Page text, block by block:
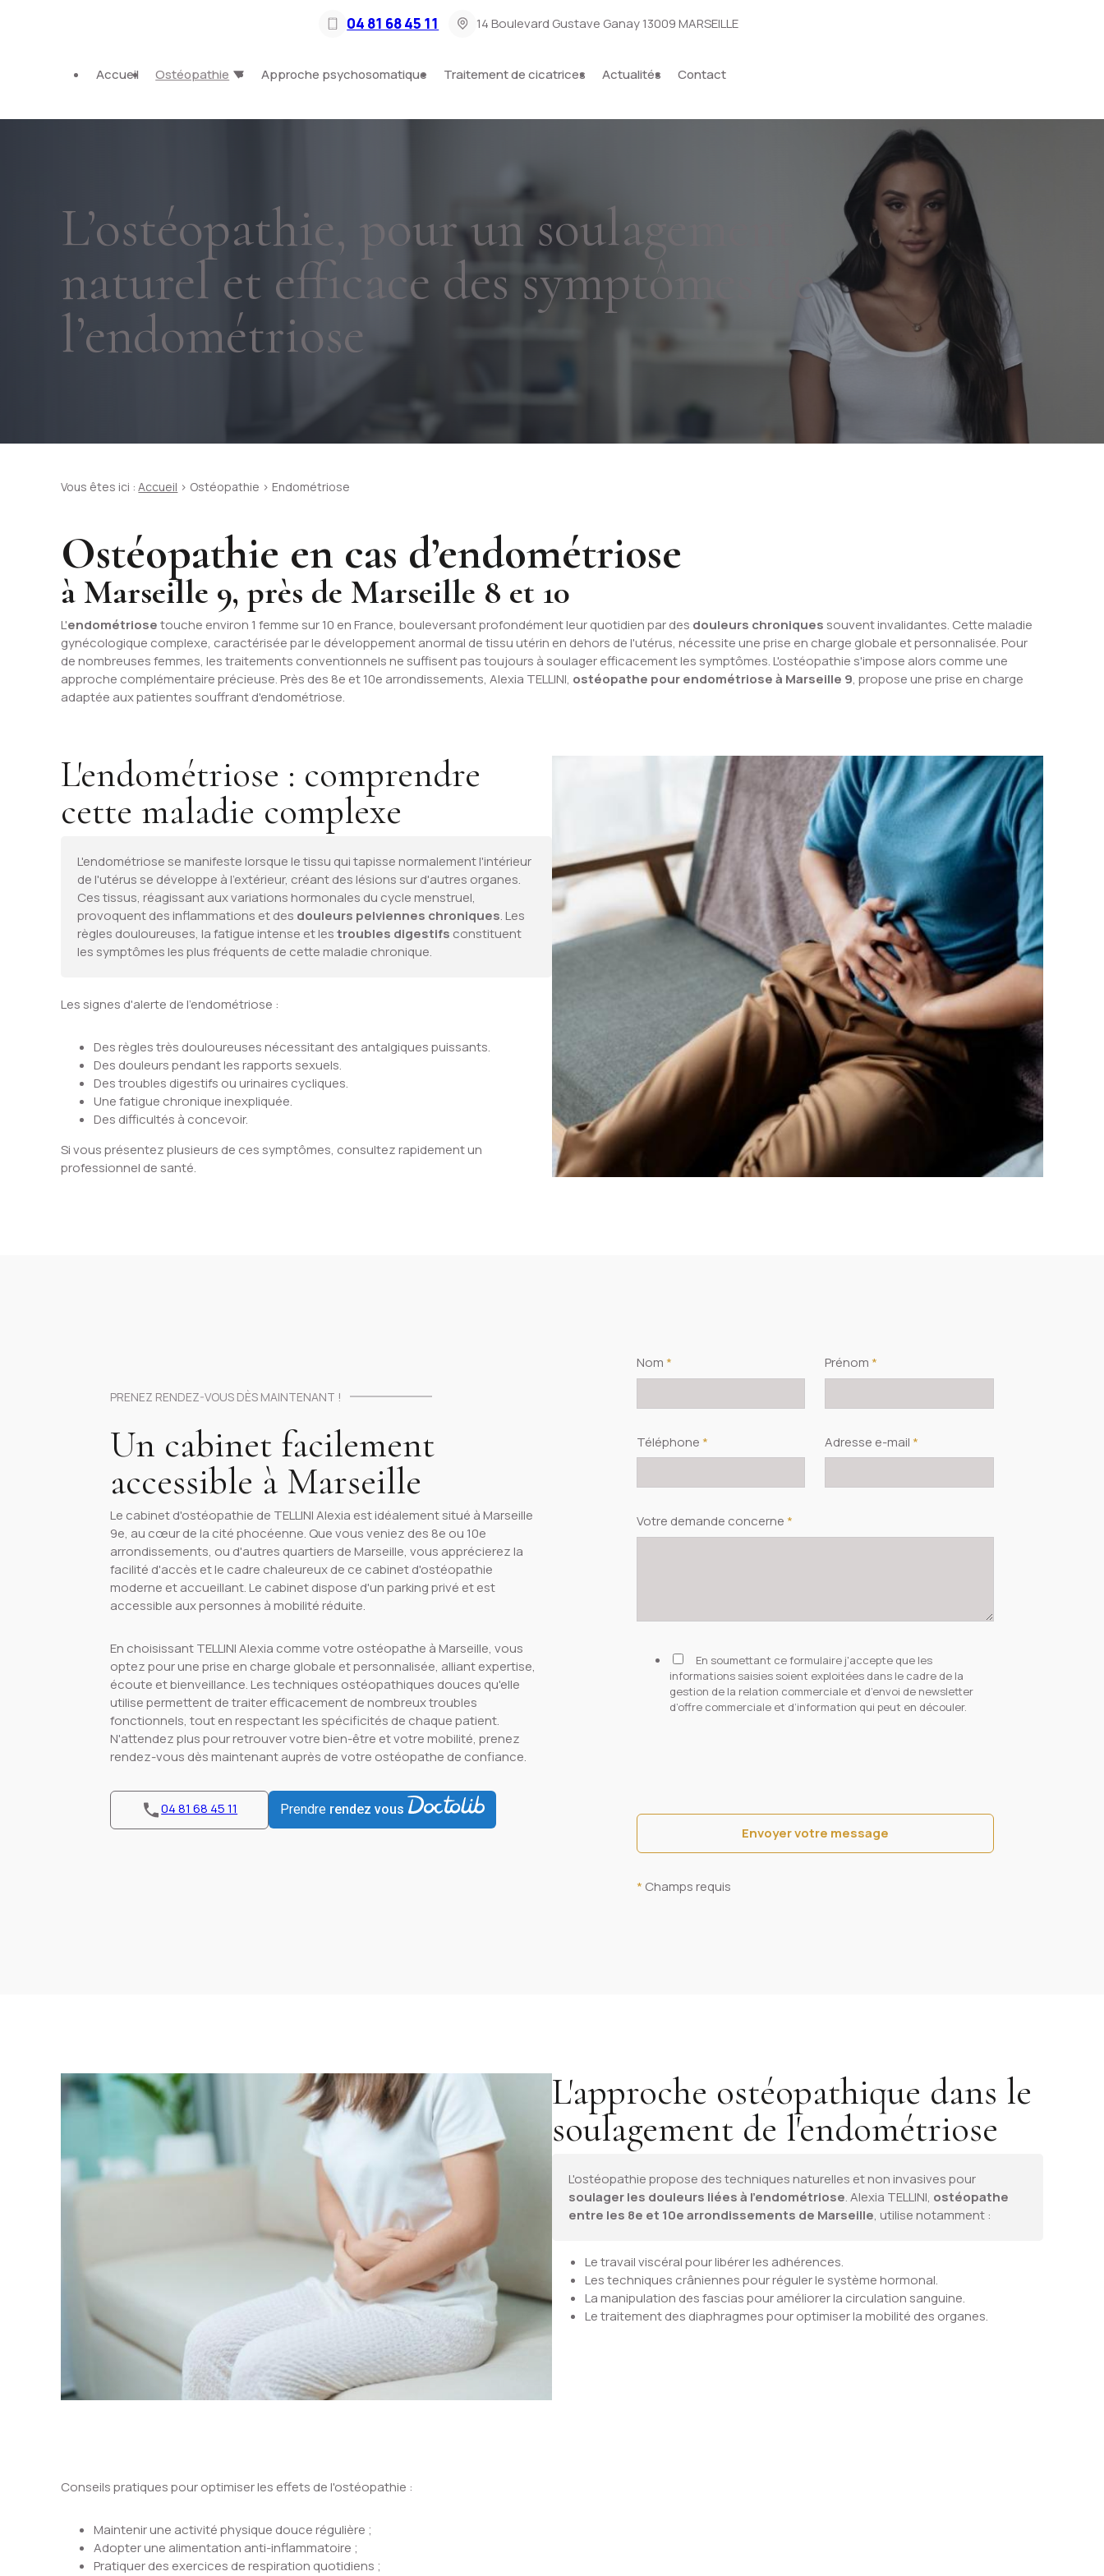
04 81 68 45 11 14 Boulevard Gustave Ganay13009 MARSEILLE
Accueil Ostéopathie Approche psychosomatique Traitement de cicatrices Actualités Contact
L’ostéopathie, pour un soulagement
naturel et efficace des symptômes de
l’endométriose
Vous êtes ici : Accueil > Ostéopathie > Endométriose
Ostéopathie en cas d’endométriose
à Marseille 9, près de Marseille 8 et 10
L'endométriosetouche environ 1 femme sur 10 en France, bouleversant profondément leur quotidien par des douleurs chroniques souvent invalidantes. Cette maladie
gynécologique complexe, caractérisée par le développement anormal de tissu utérin en dehors de l'utérus, nécessite une prise en charge globale et personnalisée. Pour
de nombreuses femmes, les traitements conventionnels ne suffisent pas toujours à soulager efficacement les symptômes. L'ostéopathie s'impose alors comme une
approche complémentaire précieuse. Près des 8e et 10e arrondissements, Alexia TELLINI, ostéopathe pour endométriose à Marseille 9, propose une prise en charge
adaptée aux patientes souffrant d'endométriose.
L'endométriose : comprendre
cette maladie complexe
L'endométriose se manifeste lorsque le tissu qui tapisse normalement l'intérieur
de l'utérus se développe à l'extérieur, créant des lésions sur d'autres organes.
Ces tissus, réagissant aux variations hormonales du cycle menstruel,
provoquent des inflammations et des douleurs pelviennes chroniques. Les
règles douloureuses, la fatigue intense et lestroubles digestifs constituent
les symptômes les plus fréquents de cette maladie chronique.
Les signes d'alerte de l'endométriose :
Des règles très douloureuses nécessitant des antalgiques puissants.
Des douleurs pendant les rapports sexuels.
Des troubles digestifs ou urinaires cycliques.
Une fatigue chronique inexpliquée.
Des difficultés à concevoir.
Si vous présentez plusieurs de ces symptômes, consultez rapidement un
professionnel de santé.
PRENEZ RENDEZ-VOUS DÈS MAINTENANT !
Un cabinet facilement
accessible à Marseille
Le cabinet d'ostéopathie de TELLINI Alexia est idéalement situé à Marseille
9e, au cœur de la cité phocéenne. Que vous veniez des 8e ou 10e
arrondissements, ou d'autres quartiers de Marseille, vous apprécierez la
facilité d'accès et le cadre chaleureux de ce cabinet d'ostéopathie
moderne et accueillant. Le cabinet dispose d'un parking privé et est
accessible aux personnes à mobilité réduite.
En choisissant TELLINI Alexia comme votre ostéopathe à Marseille, vous
optez pour une prise en charge globale et personnalisée, alliant expertise,
écoute et bienveillance. Les techniques ostéopathiques douces qu'elle
utilise permettent de traiter efficacement de nombreux troubles
fonctionnels, tout en respectant les spécificités de chaque patient.
N'attendez plus pour retrouver votre bien-être et votre mobilité, prenez
rendez-vous dès maintenant auprès de votre ostéopathe de confiance.
04 81 68 45 11 Prendre rendez vous
Nom * Prénom *
Téléphone * Adresse e-mail *
Votre demande concerne *
En soumettant ce formulaire j'accepte que les
informations saisies soient exploitées dans le cadre de la
gestion de la relation commerciale et d’envoi de newsletter
d’offre commerciale et d’information qui peut en découler.
* Champs requis
L'approche ostéopathique dans le
soulagement de l'endométriose
L'ostéopathie propose des techniques naturelles et non invasives pour
soulager les douleurs liées à l'endométriose. Alexia TELLINI, ostéopathe
entre les 8e et 10e arrondissements de Marseille, utilise notamment :
Le travail viscéral pour libérer les adhérences.
Les techniques crâniennes pour réguler le système hormonal.
La manipulation des fascias pour améliorer la circulation sanguine.
Le traitement des diaphragmes pour optimiser la mobilité des organes.
Conseils pratiques pour optimiser les effets de l'ostéopathie :
Maintenir une activité physique douce régulière ;
Adopter une alimentation anti-inflammatoire ;
Pratiquer des exercices de respiration quotidiens ;